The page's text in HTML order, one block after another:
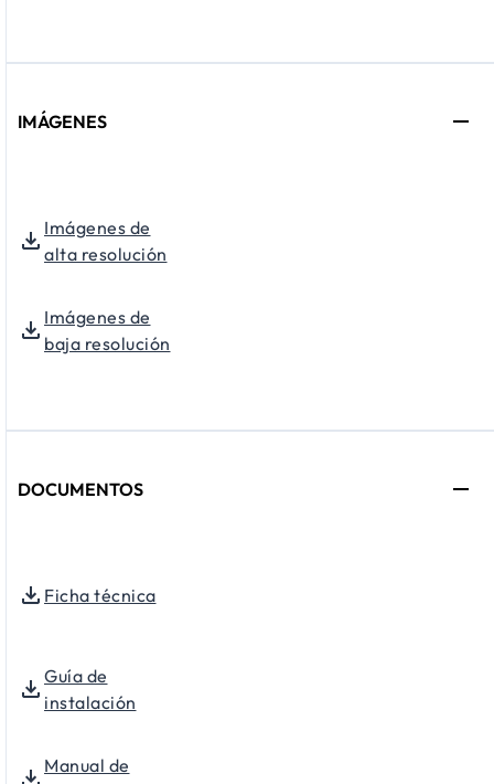
IMÁGENES
Imágenes de
alta resolución
Imágenes de
baja resolución
DOCUMENTOS
Ficha técnica
Guía de
instalación
Manual de